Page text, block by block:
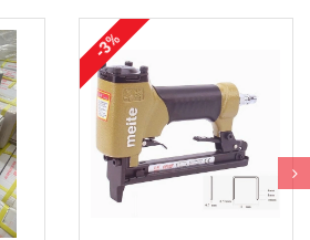
-3%